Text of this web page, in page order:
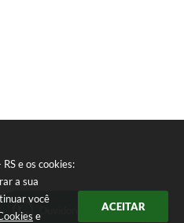
e os cookies:
a sua
você
e
ACEITAR
Ouvidoria Municipal